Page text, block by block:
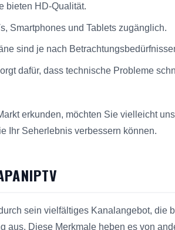
bieten HD-Qualität.
Smartphones und Tablets zugänglich.
sind je nach
dafür, dass technische Probleme
erkunden, möchten Sie vielleicht
Ihr Seherlebnis verbessern können.
sein vielfältiges Kanalangebot, die
aus. Diese Merkmale heben es von